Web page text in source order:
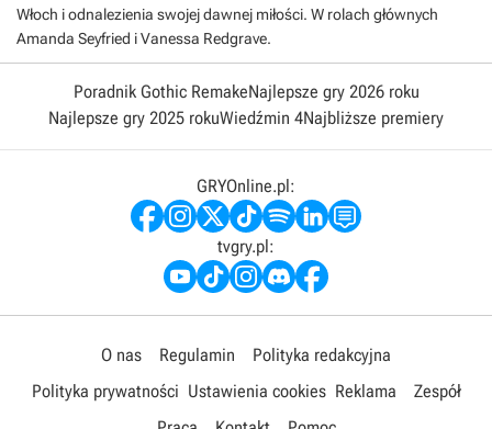
Włoch i odnalezienia swojej dawnej miłości. W rolach głównych
Amanda Seyfried i Vanessa Redgrave.
Poradnik Gothic RemakeNajlepsze gry 2026 roku
Najlepsze gry 2025 rokuWiedźmin 4Najbliższe premiery
GRYOnline.pl:
tvgry.pl:
O nas Regulamin
Polityka redakcyjna
Polityka prywatności Ustawienia cookies Reklama
Zespół